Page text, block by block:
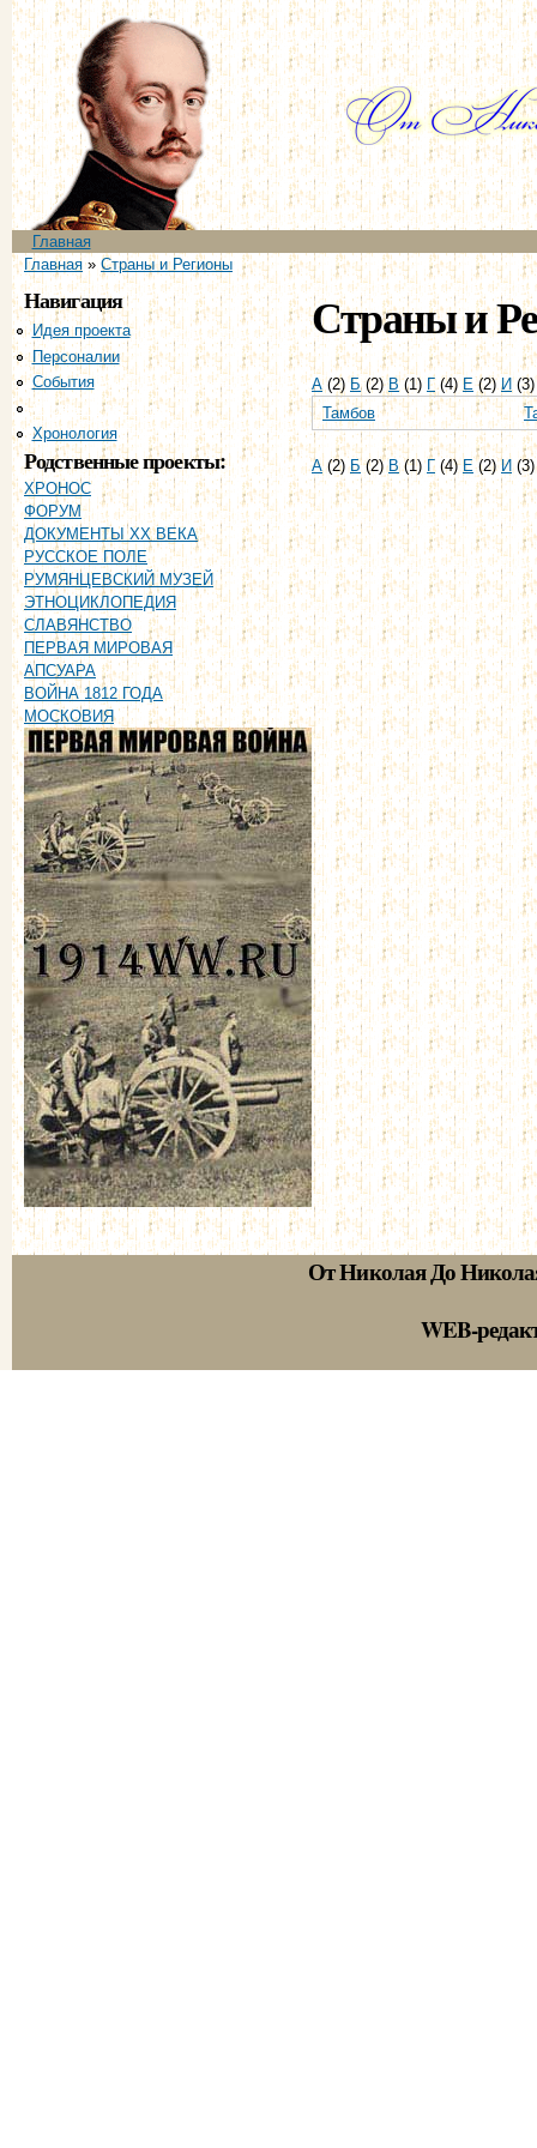
Главное меню
Главная
Вы здесь
Главная» Страны и Регионы
Навигация
Идея проекта
Персоналии
События
Страны и регионы
Хронология
Родственные проекты:
ХРОНОС
ФОРУМ
ДОКУМЕНТЫ XX ВЕКА
РУССКОЕ ПОЛЕ
РУМЯНЦЕВСКИЙ МУЗЕЙ
ЭТНОЦИКЛОПЕДИЯ
СЛАВЯНСТВО
ПЕРВАЯ МИРОВАЯ
АПСУАРА
ВОЙНА 1812 ГОДА
МОСКОВИЯ
Страны и
А(2)Б(2)В(1) Г(4) Е (2) И
Тамбов
А(2)Б(2)В(1)Г (4)Е (2)И
От Николая До
WEB-